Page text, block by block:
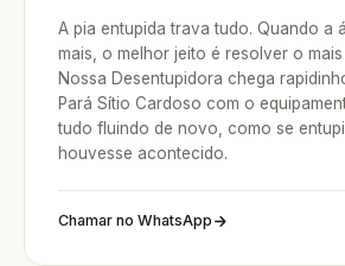
A pia entupida trava tudo. Quando a
mais, o melhor jeito é resolver o
Nossa Desentupidora chega
Pará Sítio Cardoso com o
tudo fluindo de novo, como se
houvesse acontecido.
Chamar no WhatsApp